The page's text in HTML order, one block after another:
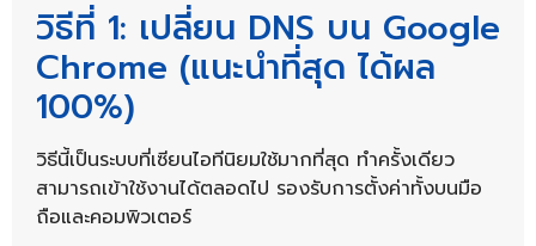
วิธีที่ 1: เปลี่ยน DNS บน Google
Chrome (แนะนำที่สุด ได้ผล
100%)
วิธีนี้เป็นระบบที่เซียนไอทีนิยมใช้มากที่สุด ทำครั้งเดียว
สามารถเข้าใช้งานได้ตลอดไป รองรับการตั้งค่าทั้งบนมือ
ถือและคอมพิวเตอร์